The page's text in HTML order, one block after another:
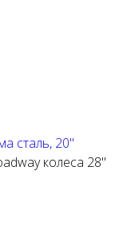
сталь, 20"
колеса 28"